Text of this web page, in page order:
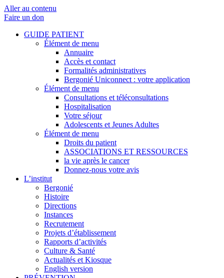
Aller au contenu
Faire un don
GUIDE PATIENT
Élément de menu
Annuaire
Accès et contact
Formalités administratives
Bergonié Uniconnect : votre application
Élément de menu
Consultations et téléconsultations
Hospitalisation
Votre séjour
Adolescents et Jeunes Adultes
Élément de menu
Droits du patient
ASSOCIATIONS ET RESSOURCES
la vie après le cancer
Donnez-nous votre avis
L’institut
Bergonié
Histoire
Directions
Instances
Recrutement
Projets d’établissement
Rapports d’activités
Culture & Santé
Actualités et Kiosque
English version